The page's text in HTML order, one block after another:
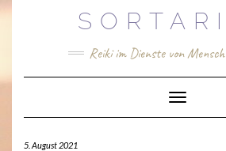
Reiki im Dienste von
Toggle
5. August 2021